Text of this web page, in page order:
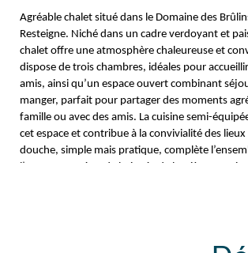
Agréable chalet situé dans le Domaine des
Resteigne. Niché dans un cadre verdoyant et
chalet offre une atmosphère chaleureuse et
dispose de trois chambres, idéales pour
amis, ainsi qu’un espace ouvert combinant
manger, parfait pour partager des moments
famille ou avec des amis. La cuisine semi-
cet espace et contribue à la convivialité des lieux
douche, simple mais pratique, complète
manger), cuisine semi-équipée ouverte sur le